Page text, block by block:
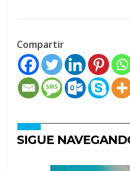
Compartir
SIGUE